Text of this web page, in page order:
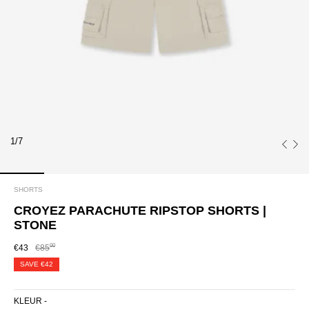
1/7
SHORTS
CROYEZ PARACHUTE RIPSTOP SHORTS |
STONE
€43 €8500
SAVE €42
KLEUR -